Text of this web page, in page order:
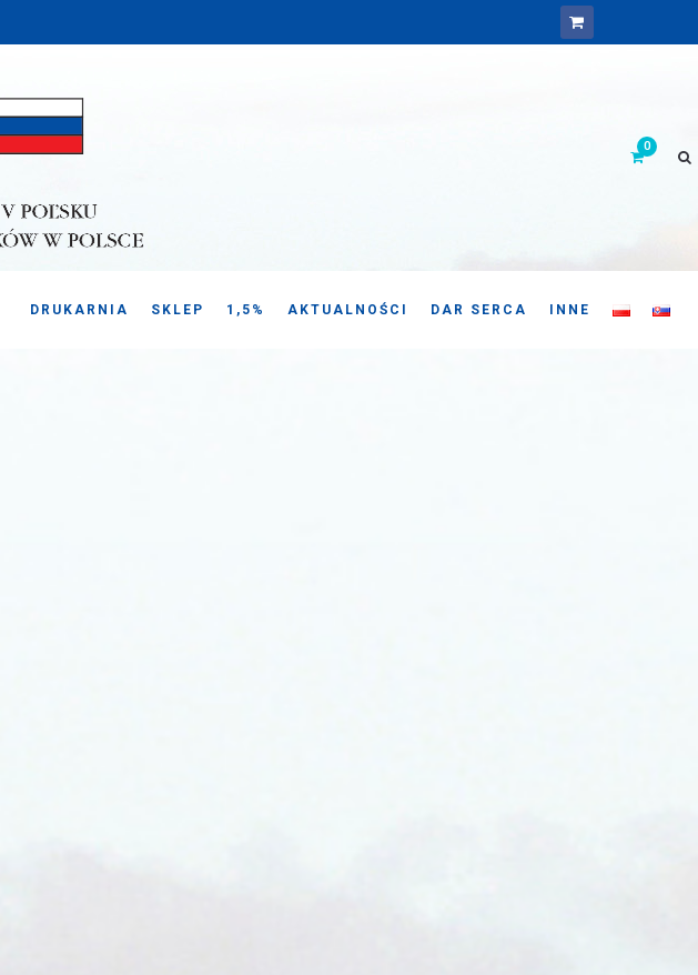
DRUKARNIA SKLEP 1,5% AKTUALNOŚCI DAR SERCA INNE